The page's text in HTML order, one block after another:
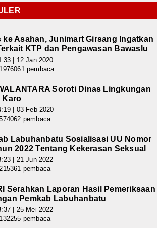
ke Asahan, Junimart Girsang Ingatkan
KTP dan Pengawasan Bawaslu
| 12 Jan 2020
pembaca
Soroti Dinas Lingkungan
Karo
| 03 Feb 2020
pembaca
Labuhanbatu Sosialisasi UU Nomor
2022 Tentang Kekerasan Seksual
| 21 Jun 2022
pembaca
Serahkan Laporan Hasil Pemeriksaan
Pemkab Labuhanbatu
| 25 Mei 2022
pembaca